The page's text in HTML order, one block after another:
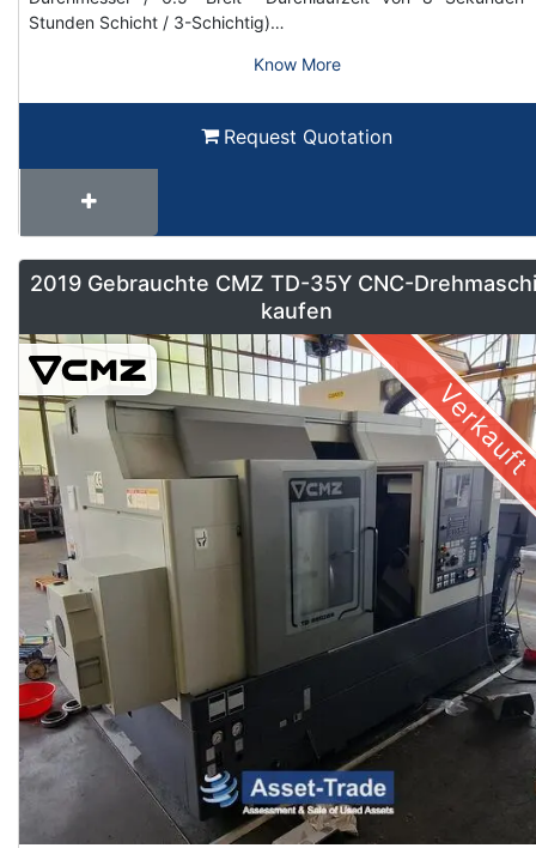
Stunden Schicht / 3-Schichtig)…
Know More
Request Quotation
2019 Gebrauchte CMZ TD-35Y CNC-
kaufen
Verkauft